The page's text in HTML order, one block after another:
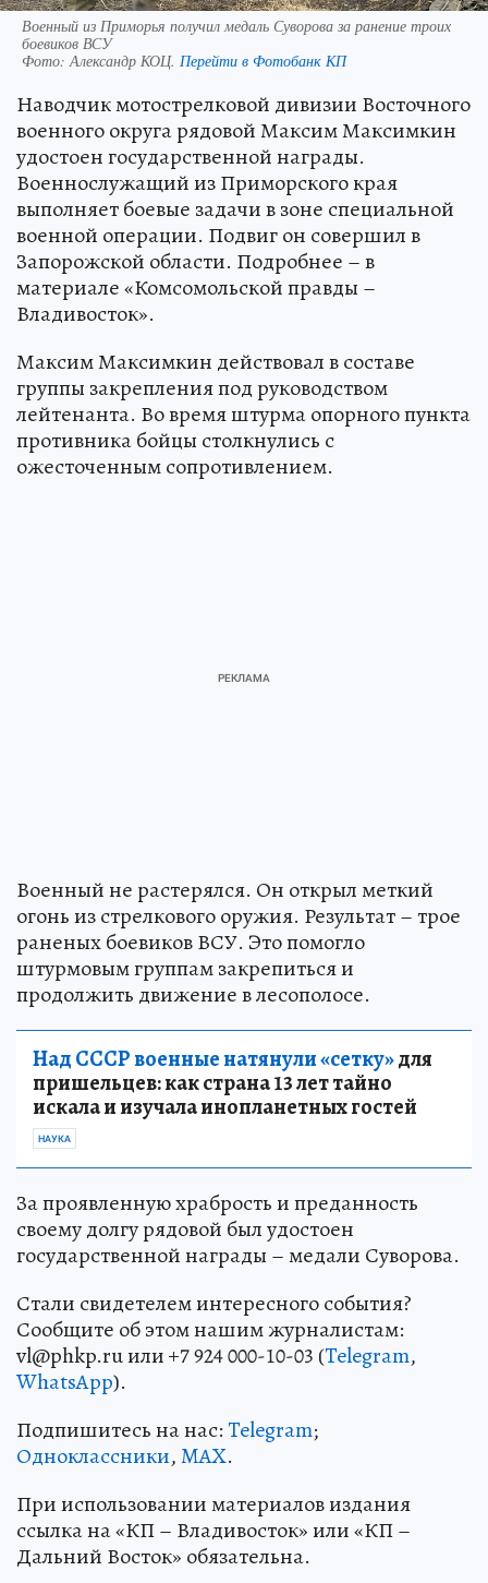
Военный из Приморья получил медаль Суворова за ранение троих
боевиков ВСУ
Фото: Александр КОЦ. Перейти в Фотобанк КП
Наводчик мотострелковой дивизии Восточного
военного округа рядовой Максим Максимкин
удостоен государственной награды.
Военнослужащий из Приморского края
выполняет боевые задачи в зоне специальной
военной операции. Подвиг он совершил в
Запорожской области. Подробнее – в
материале «Комсомольской правды –
Владивосток».
Максим Максимкин действовал в составе
группы закрепления под руководством
лейтенанта. Во время штурма опорного пункта
противника бойцы столкнулись с
ожесточенным сопротивлением.
Военный не растерялся. Он открыл меткий
огонь из стрелкового оружия. Результат – трое
раненых боевиков ВСУ. Это помогло
штурмовым группам закрепиться и
продолжить движение в лесополосе.
Над СССР военные натянули «сетку»для
пришельцев: как страна 13 лет тайно
искала и изучала инопланетных гостей
НАУКА
За проявленную храбрость и преданность
своему долгу рядовой был удостоен
государственной награды – медали Суворова.
Стали свидетелем интересного события?
Сообщите об этом нашим журналистам:
vl@phkp.ru или +7 924 000-10-03 (Telegram,
WhatsApp).
Подпишитесь на нас:Telegram;
Одноклассники,MAX.
При использовании материалов издания
ссылка на «КП – Владивосток» или «КП –
Дальний Восток» обязательна.